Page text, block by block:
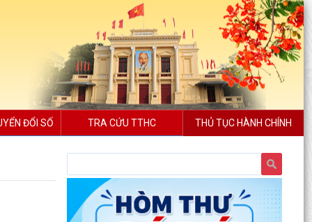
ĐỔI SỐ TRA CỨU TTHC THỦ TỤC HÀNH CHÍNH